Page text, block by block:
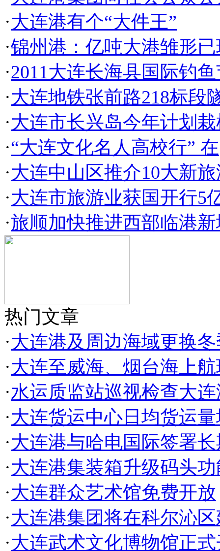
·大连港有个“大件王”
·锦州港：亿吨大港雏形
·2011大连长海县国际钓
·大连地铁张前路218标段
·大连市长兴岛今年计划栽
·“大连文化名人高校行” 在
·大连中山区推介10大新
·大连市旅游业获国开行5
·旅顺加快推进西部临港
热门文章
·大连港及周边海域更换
·大连至威海、烟台海上
·水运质监站巡视检查大
·大连货运中心日均货运
·大连港与哈电国际签署
·大连港集装箱升级码头
·大连群众艺术馆免费开放
·大连港集团将在科尔沁
·大连武术文化博物馆正